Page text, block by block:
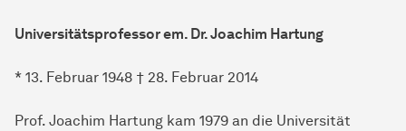
Universitätsprofessor em. Dr. Joachim Hartung
* 13. Februar 1948 † 28. Februar 2014
Prof. Joachim Hartung kam 1979 an die Universität